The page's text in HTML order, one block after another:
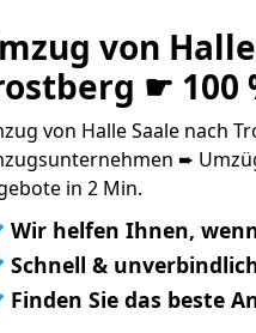
von
☛ 100
von Halle Saale nach
➨
in 2 Min.
Wir helfen Ihnen,
Schnell &
Finden Sie das beste